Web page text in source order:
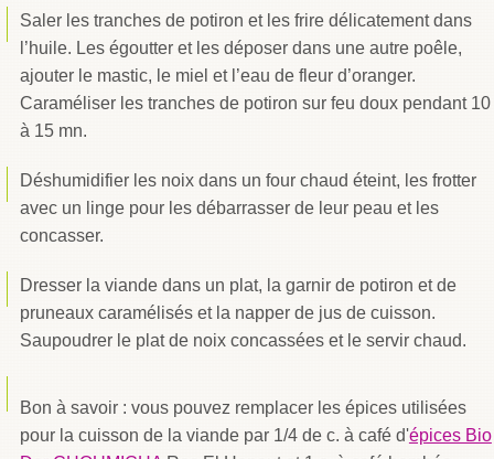
Saler les tranches de potiron et les frire délicatement dans
l’huile. Les égoutter et les déposer dans une autre poêle,
ajouter le mastic, le miel et l’eau de fleur d’oranger.
Caraméliser les tranches de potiron sur feu doux pendant 10
à 15 mn.
Déshumidifier les noix dans un four chaud éteint, les frotter
avec un linge pour les débarrasser de leur peau et les
concasser.
Dresser la viande dans un plat, la garnir de potiron et de
pruneaux caramélisés et la napper de jus de cuisson.
Saupoudrer le plat de noix concassées et le servir chaud.
Bon à savoir : vous pouvez remplacer les épices utilisées
pour la cuisson de la viande par 1/4 de c. à café d'épices Bio